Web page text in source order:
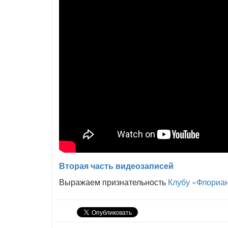
Вторая часть видеозаписей
Выражаем признательность Клубу